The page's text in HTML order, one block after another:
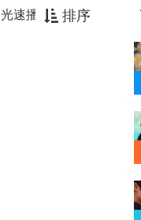
排序
光速播放